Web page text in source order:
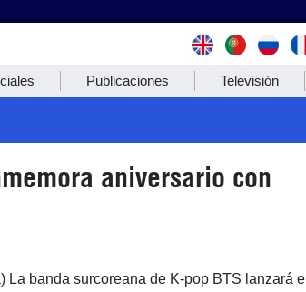
Publicaciones Televisión
aniversario con
La banda surcoreana de K-pop BTS lanzará el